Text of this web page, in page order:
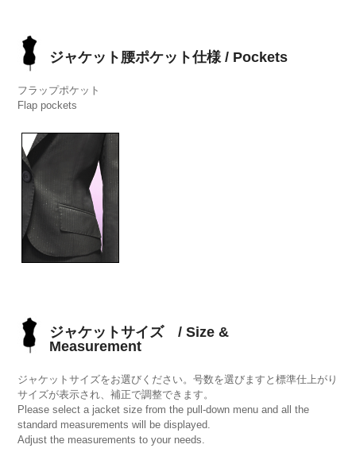
ジャケット腰ポケット仕様 / Pockets
フラップポケット
Flap pockets
ジャケットサイズ / Size &
Measurement
ジャケットサイズをお選びください。号数を選びますと標準仕上がり
サイズが表示され、補正で調整できます。
Please select a jacket size from the pull-down menu and all the
standard measurements will be displayed.
Adjust the measurements to your needs.